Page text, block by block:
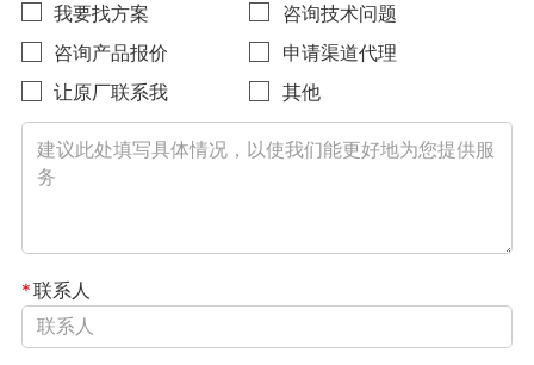
我要找方案
咨询技术问题
咨询产品报价
申请渠道代理
让原厂联系我
其他
*联系人